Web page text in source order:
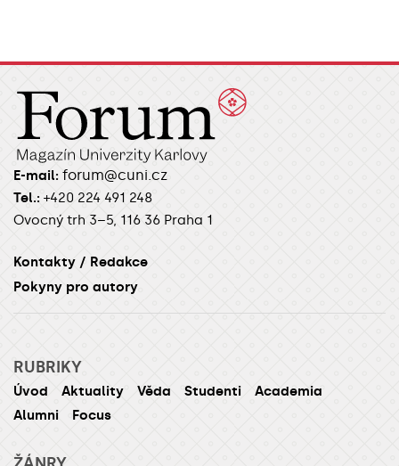
E-mail: forum@cuni.cz
Tel.: +420 224 491 248
Ovocný trh 3–5, 116 36 Praha 1
Kontakty / Redakce
Pokyny pro autory
RUBRIKY
Úvod Aktuality Věda Studenti
Academia
Alumni
Focus